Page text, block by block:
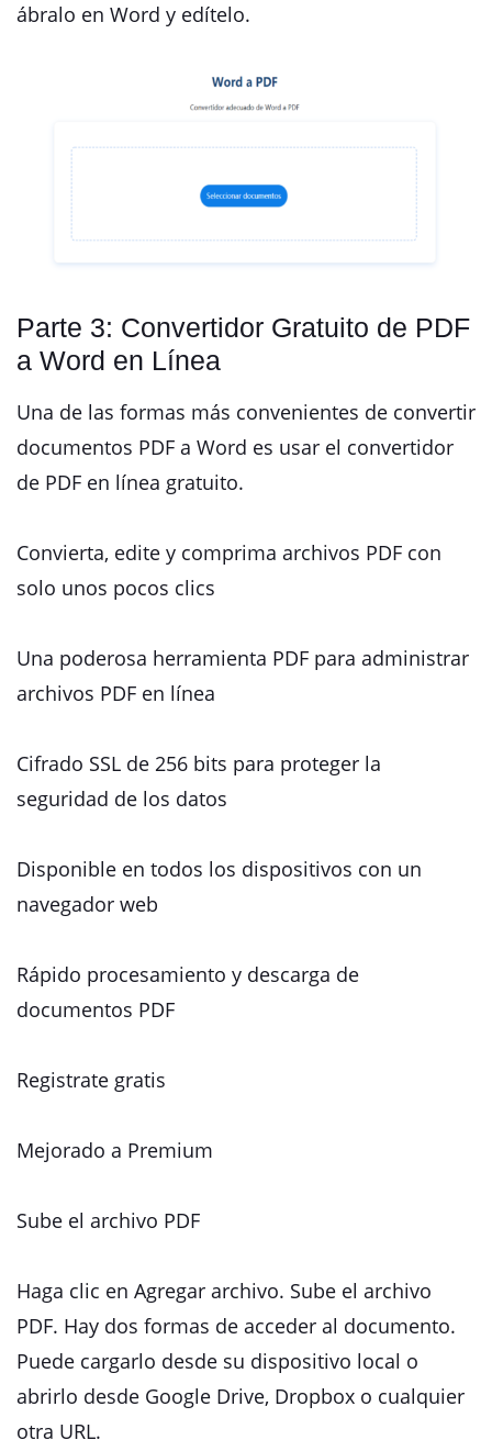
ábralo en Word y edítelo.
Parte 3: Convertidor Gratuito de PDF
a Word en Línea
Una de las formas más convenientes de convertir
documentos PDF a Word es usar el convertidor
de PDF en línea gratuito.
Convierta, edite y comprima archivos PDF con
solo unos pocos clics
Una poderosa herramienta PDF para administrar
archivos PDF en línea
Cifrado SSL de 256 bits para proteger la
seguridad de los datos
Disponible en todos los dispositivos con un
navegador web
Rápido procesamiento y descarga de
documentos PDF
Registrate gratis
Mejorado a Premium
Sube el archivo PDF
Haga clic en Agregar archivo. Sube el archivo
PDF. Hay dos formas de acceder al documento.
Puede cargarlo desde su dispositivo local o
abrirlo desde Google Drive, Dropbox o cualquier
otra URL.